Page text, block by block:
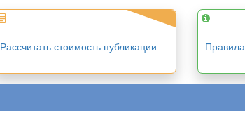
Рассчитать стоимость публикации